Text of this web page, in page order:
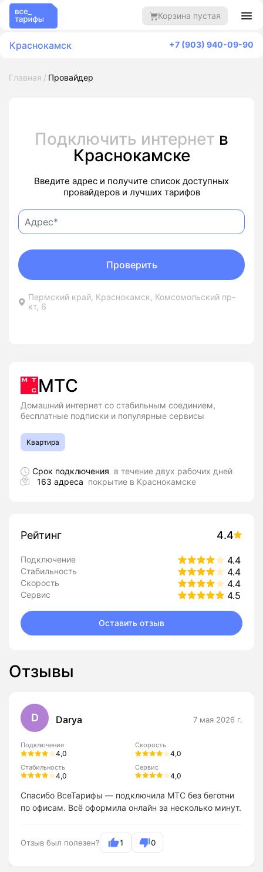
Корзина пустая
Краснокамск +7 (903) 940-09-90
Главная Провайдер
Подключить интернет в
Краснокамске
Введите адрес и получите список доступных
провайдеров и лучших тарифов
Пермский край, Краснокамск, Комсомольский пр-
кт, 6
Проверить
МТС
Домашний интернет со стабильным соединием,
бесплатные подписки и популярные сервисы
Квартира
Срок подключения в течение двух рабочих дней
163 адреса покрытие в Краснокамске
Рейтинг 4.4
Подключение 4.4
Стабильность 4.4
Скорость 4.4
Сервис 4.5
Оставить отзыв
Отзывы
D Darya 7 мая 2026 г.
Подключение
4,0
Скорость
4,0
Стабильность
4,0
Сервис
4,0
Спасибо ВсеТарифы — подключила МТС без беготни
по офисам. Всё оформила онлайн за несколько минут.
Отзыв был полезен? 1 0